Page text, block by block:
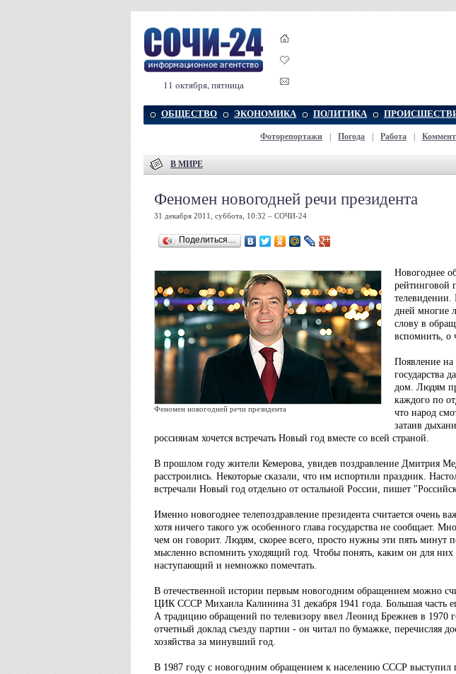
11 октября, пятница
ОБЩЕСТВО ЭКОНОМИКА ПОЛИТИКА
Фоторепортажи Погода Работа
В МИРЕ
Феномен новогодней речи президента
31 декабря 2011, суббота, 10:32 – СОЧИ-24
Поделиться…
Феномен новогодней речи президента
Новогоднее
рейтинговой
дней многие
слову в
вспомнить, о
Появление
государства
дом. Людям
каждого по
что народ
затаив
россиянам хочется встречать Новый год вместе со всей страной.
В прошлом году жители Кемерова, увидев поздравление Дмитрия
расстроились. Некоторые сказали, что им испортили праздник.
встречали Новый год отдельно от остальной России, пишет
Именно новогоднее телепоздравление президента считается очень
хотя ничего такого уж особенного глава государства не сообщает.
чем он говорит. Людям, скорее всего, просто нужны эти пять минут
мысленно вспомнить уходящий год. Чтобы понять, каким он для них
наступающий и немножко помечтать.
В отечественной истории первым новогодним обращением можно
ЦИК СССР Михаила Калинина 31 декабря 1941 года. Большая часть
А традицию обращений по телевизору ввел Леонид Брежнев в 1970
отчетный доклад съезду партии - он читал по бумажке, перечисляя
хозяйства за минувший год.
В 1987 году с новогодним обращением к населению СССР